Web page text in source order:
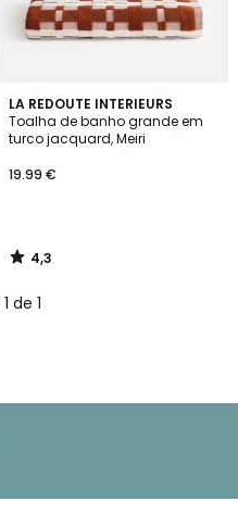
LA REDOUTE INTERIEURS
Toalha de banho grande em
turco jacquard, Meiri
19.99 €
4,3
/ 5
4,3
/
de 1